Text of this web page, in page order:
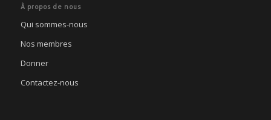
À propos de nous
Qui sommes-nous
Nos membres
Donner
Contactez-nous